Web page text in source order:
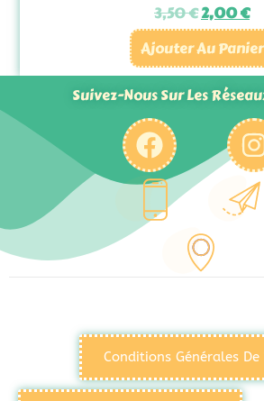
3,50€2,00€
Ajouter Au Panier
Suivez-Nous Sur Les
Conditions Générales De